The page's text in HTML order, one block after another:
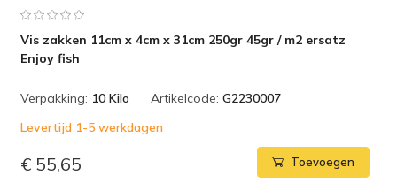
Vis zakken 11cm x 4cm x 31cm 250gr 45gr / m2 ersatz
Enjoy fish
Verpakking: 10 Kilo Artikelcode: G2230007
Levertijd 1-5 werkdagen
€ 55,65 Toevoegen